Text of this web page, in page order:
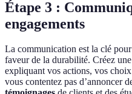
Étape 3 :
engagements
La communication est la clé
faveur de la durabilité. Créez
expliquant vos actions, vos
vous contentez pas d’annoncer